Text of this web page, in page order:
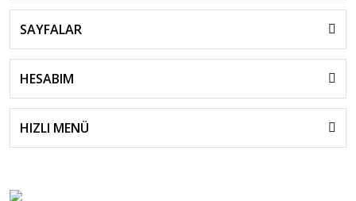
SAYFALAR
HESABIM
HIZLI MENÜ